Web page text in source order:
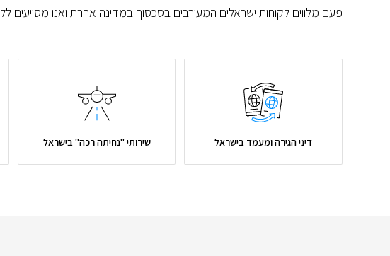
פעם מלווים לקוחות ישראלים המעורבים בסכסוך במדינה אחרת ואנו
דיני הגירה ומעמד בישראל שירותי "נחיתה רכה" בישראל